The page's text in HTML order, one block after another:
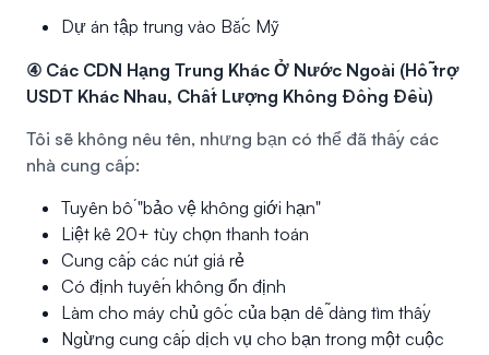
Dự án tập trung vào Bắc Mỹ
④ Các CDN Hạng Trung Khác Ở Nước Ngoài (Hỗ trợ
USDT Khác Nhau, Chất Lượng Không Đồng Đều)
Tôi sẽ không nêu tên, nhưng bạn có thể đã thấy các
nhà cung cấp:
Tuyên bố "bảo vệ không giới hạn"
Liệt kê 20+ tùy chọn thanh toán
Cung cấp các nút giá rẻ
Có định tuyến không ổn định
Làm cho máy chủ gốc của bạn dễ dàng tìm thấy
Ngừng cung cấp dịch vụ cho bạn trong một cuộc